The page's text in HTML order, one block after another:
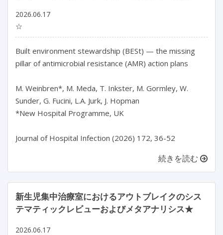
2026.06.17
☆
Built environment stewardship (BESt) — the missing
pillar of antimicrobial resistance (AMR) action plans
M. Weinbren*, M. Meda, T. Inkster, M. Gormley, W.
Sunder, G. Fucini, L.A. Jurk, J. Hopman
*New Hospital Programme, UK
続きを読む
新生児集中治療室におけるアウトブレイクのシス
テマティックレビューおよびメタアナリシス★
2026.06.17